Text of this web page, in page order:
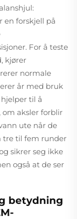
en forskjell på
For å teste
kjører
normale
år med bruk
til å
aksler forblir
ute når de
tre til fem runder
sikrer seg ikke
også at de ser
betydning